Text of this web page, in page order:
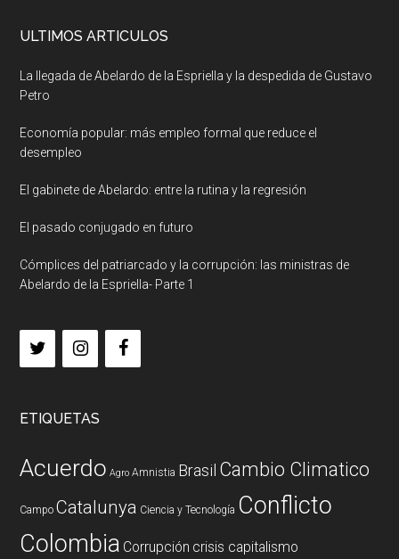
ULTIMOS ARTICULOS
La llegada de Abelardo de la Espriella y la despedida de Gustavo
Petro
Economía popular: más empleo formal que reduce el
desempleo
El gabinete de Abelardo: entre la rutina y la regresión
El pasado conjugado en futuro
Cómplices del patriarcado y la corrupción: las ministras de
Abelardo de la Espriella- Parte 1
ETIQUETAS
Acuerdo Agro Amnistia Brasil Cambio Climatico
Campo Catalunya Ciencia y Tecnología Conflicto
Colombia Corrupción crisis capitalismo